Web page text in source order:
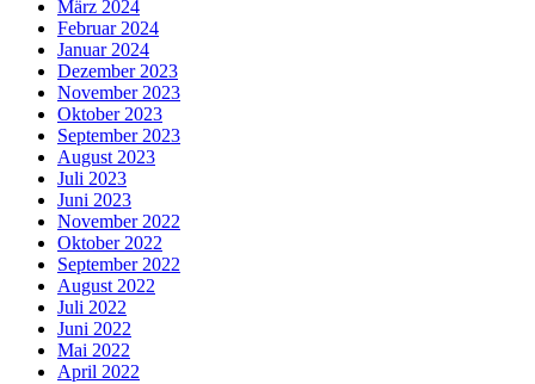
März 2024
Februar 2024
Januar 2024
Dezember 2023
November 2023
Oktober 2023
September 2023
August 2023
Juli 2023
Juni 2023
November 2022
Oktober 2022
September 2022
August 2022
Juli 2022
Juni 2022
Mai 2022
April 2022